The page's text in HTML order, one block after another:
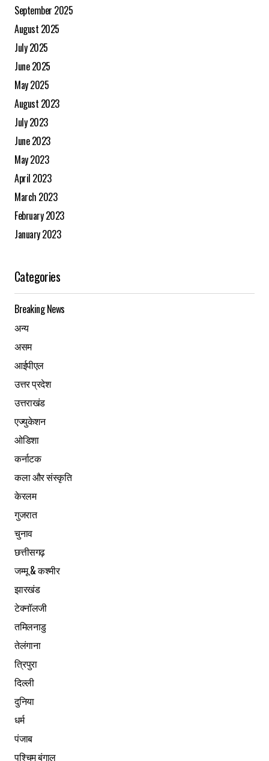
September 2025
August 2025
July 2025
June 2025
May 2025
August 2023
July 2023
June 2023
May 2023
April 2023
March 2023
February 2023
January 2023
Categories
Breaking News
अन्य
असम
आईपीएल
उत्तर प्रदेश
उत्तराखंड
एज्युकेशन
ओडिशा
कर्नाटक
कला और संस्कृति
केरलम
गुजरात
चुनाव
छत्तीसगढ़
जम्मू & कश्मीर
झारखंड
टेक्नॉलजी
तमिलनाडु
तेलंगाना
त्रिपुरा
दिल्ली
दुनिया
धर्म
पंजाब
पश्चिम बंगाल